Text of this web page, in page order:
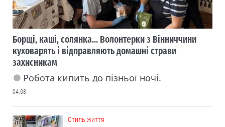
Борщі, каші, солянка... Волонтерки з Вінниччини
куховарять і відправляють домашні страви
захисникам
Робота кипить до пізньої ночі.
04.08
Cтиль життя